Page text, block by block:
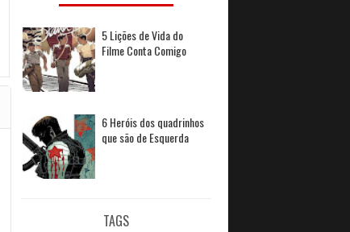
5 Lições de Vida do
Filme Conta Comigo
6 Heróis dos quadrinhos
que são de Esquerda
TAGS